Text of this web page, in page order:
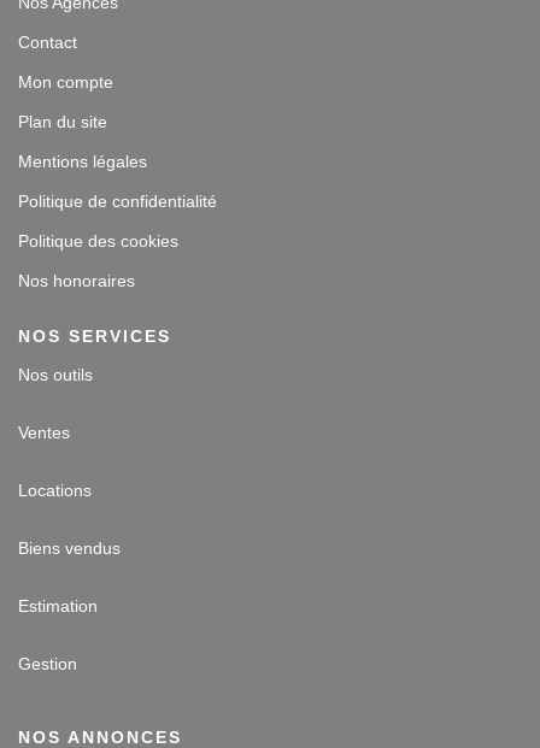
Contact
Mon compte
Plan du site
Mentions légales
Politique de confidentialité
Politique des cookies
Nos honoraires
NOS SERVICES
Nos outils
Ventes
Locations
Biens vendus
Estimation
Gestion
NOS ANNONCES